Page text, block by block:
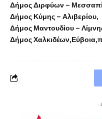
Δήμος Διρφύων –
Δήμος Κύμης – Αλιβερίου
Δήμος Μαντουδίου –
Δήμος Χαλκιδέων Εύβοια
-